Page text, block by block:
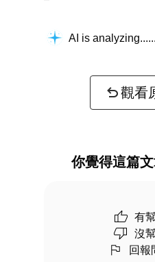
AI is analyzing...
觀看
你覺得這篇
有
沒
回報